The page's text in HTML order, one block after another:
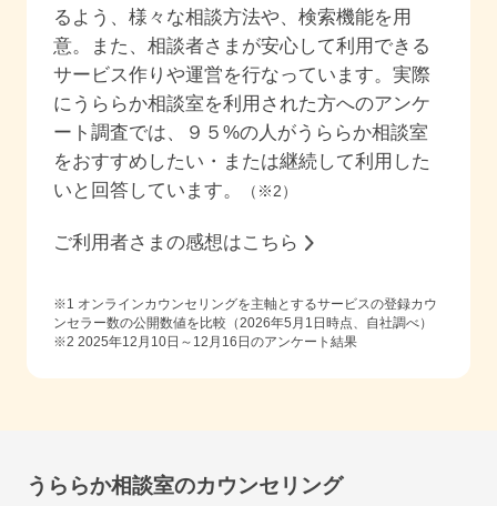
るよう、様々な相談方法や、検索機能を用
意。また、相談者さまが安心して利用できる
サービス作りや運営を行なっています。実際
にうららか相談室を利用された方へのアンケ
ート調査では、
９５ %の人がうららか相談室
をおすすめしたい・または継続して利用した
いと回答しています。
（※2）
ご利用者さまの感想はこちら
※1 オンラインカウンセリングを主軸とするサービスの登録カウ
ンセラー数の公開数値を比較（2026年5月1日時点、自社調べ）
※2 2025年12月10日～12月16日のアンケート結果
うららか相談室のカウンセリング